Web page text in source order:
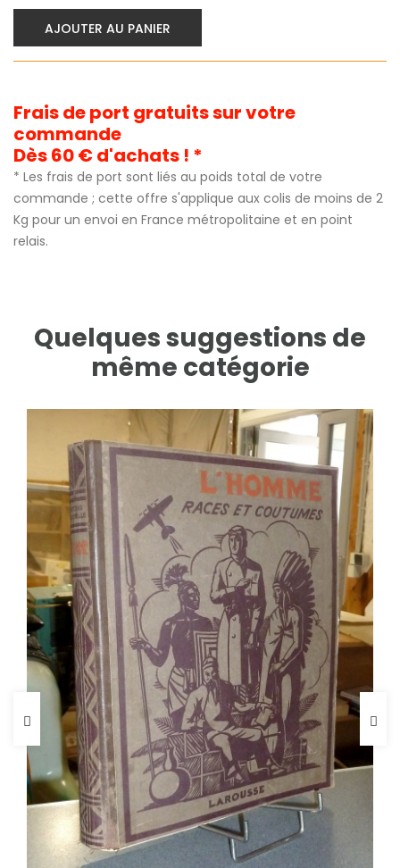
AJOUTER AU PANIER
Frais de port gratuits sur votre
commande
Dès 60 € d'achats ! *
* Les frais de port sont liés au poids total de votre
commande ; cette offre s'applique aux colis de moins de 2
Kg pour un envoi en France métropolitaine et en point
relais.
Quelques suggestions de
même catégorie